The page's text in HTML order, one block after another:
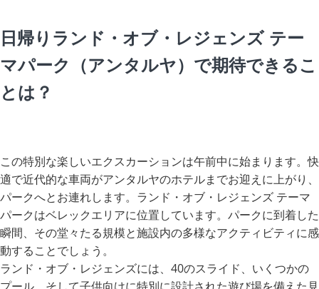
日帰りランド・オブ・レジェンズ テー
マパーク（アンタルヤ）で期待できるこ
とは？
この特別な楽しいエクスカーションは午前中に始まります。快
適で近代的な車両がアンタルヤのホテルまでお迎えに上がり、
パークへとお連れします。ランド・オブ・レジェンズ テーマ
パークはベレックエリアに位置しています。パークに到着した
瞬間、その堂々たる規模と施設内の多様なアクティビティに感
動することでしょう。
ランド・オブ・レジェンズには、40のスライド、いくつかの